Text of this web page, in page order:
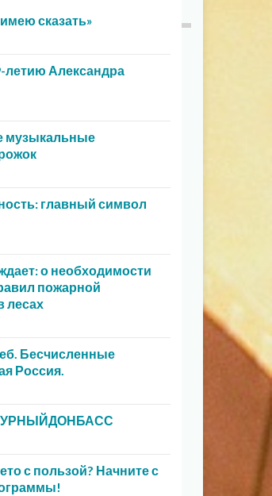
сказать»
летию Александра
музыкальные
главный символ
о необходимости
пожарной
лесах
Бесчисленные
Россия.
с пользой? Начните с